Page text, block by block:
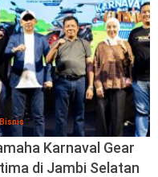
Bisnis
Karnaval Gear
di Jambi Selatan